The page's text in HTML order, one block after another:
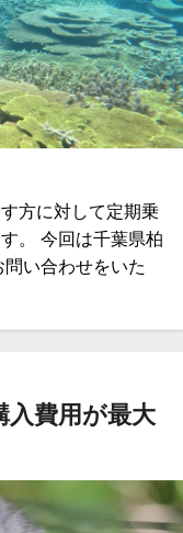
方に対して定期乗
。 今回は千葉県柏
い合わせをいた
入費用が最大